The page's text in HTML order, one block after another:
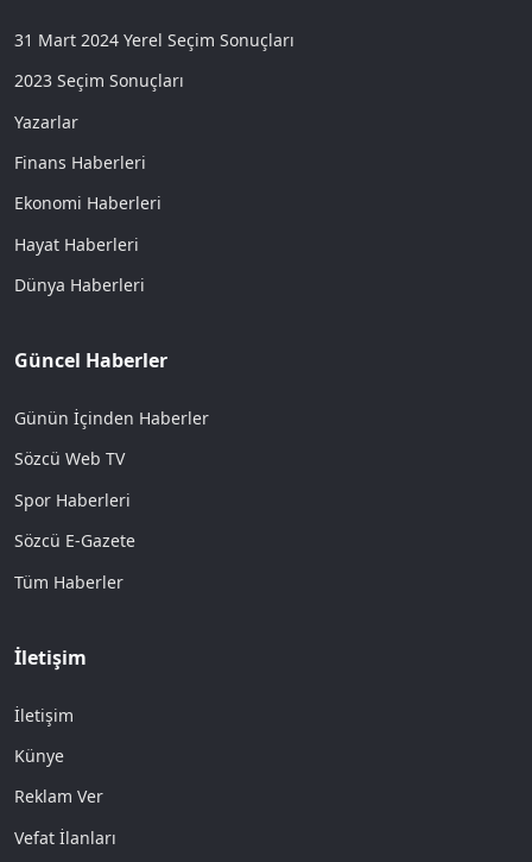
31 Mart 2024 Yerel Seçim Sonuçları
2023 Seçim Sonuçları
Yazarlar
Finans Haberleri
Ekonomi Haberleri
Hayat Haberleri
Dünya Haberleri
Güncel Haberler
Günün İçinden Haberler
Sözcü Web TV
Spor Haberleri
Sözcü E-Gazete
Tüm Haberler
İletişim
İletişim
Künye
Reklam Ver
Vefat İlanları